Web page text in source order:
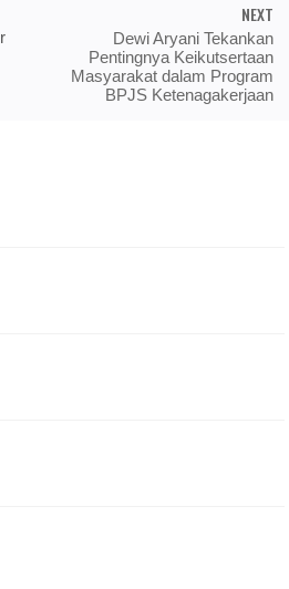
NEXT
Dewi Aryani Tekankan
Pentingnya Keikutsertaan
Masyarakat dalam Program
BPJS Ketenagakerjaan